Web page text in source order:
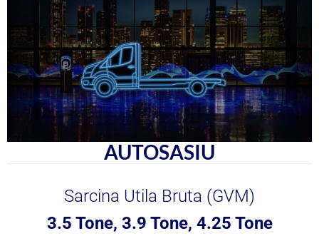
AUTOSASIU
Sarcina Utila Bruta (GVM)
3.5 Tone, 3.9 Tone, 4.25 Tone